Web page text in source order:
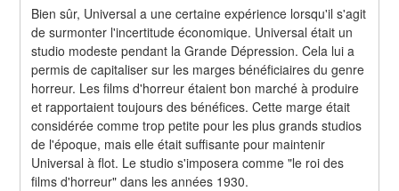
Bien sûr, Universal a une certaine expérience lorsqu'il s'agit
de surmonter l'incertitude économique. Universal était un
studio modeste pendant la Grande Dépression. Cela lui a
permis de capitaliser sur les marges bénéficiaires du genre
horreur. Les films d'horreur étaient bon marché à produire
et rapportaient toujours des bénéfices. Cette marge était
considérée comme trop petite pour les plus grands studios
de l'époque, mais elle était suffisante pour maintenir
Universal à flot. Le studio s'imposera comme "le roi des
films d'horreur" dans les années 1930.